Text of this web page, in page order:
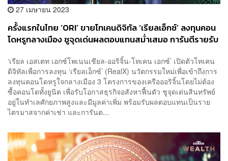
27 เมษายน 2023
ครั้งแรกในไทย ‘ORI’ ขายโทเคนดิจิทัล ‘เรียลเอ็กซ์’ ลงทุนคอน
โดหรูกลางเมือง ชูจุดเด่นผลตอบแทนสม่ำเสมอ การันตีรายรับ
‘เรียล เอสเตท เอกซ์โพเนนเชียล-ออริจิ้น-โทเคน เอกซ์’ เปิดตัวโทเคน
ดิจิทัลเพื่อการลงทุน ‘เรียลเอ็กซ์’ (RealX) นวัตกรรมใหม่เพื่อเข้าถึงการ
ลงทุนคอนโดหรูใจกลางเมือง 3 โครงการของเครือออริจิ้นโดยไม่ต้อง
ซื้อคอนโดทั้งยูนิต เพื่อรับโอกาสธุรกิจอสังหาฟื้นตัว ชูจุดเด่นสินทรัพย์
อยู่ในทำเลศักยภาพสูงและมีมูลค่าเพิ่ม พร้อมรับผลตอบแทนเป็นราย
ไตรมาสจากค่าเช่า และการันต...